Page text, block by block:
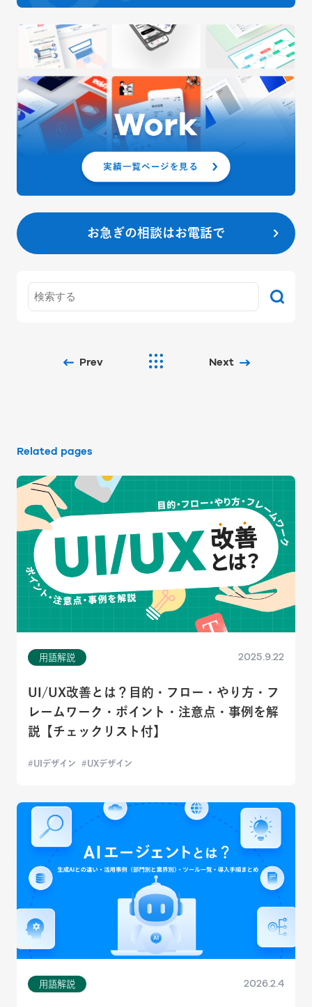
お急ぎの相談はお電話で
Prev Next
Related pages
用語解説 2025.9.22
UI/UX改善とは？目的・フロー・やり方・フ
レームワーク・ポイント・注意点・事例を解
説【チェックリスト付】
UIデザイン UXデザイン
用語解説 2026.2.4